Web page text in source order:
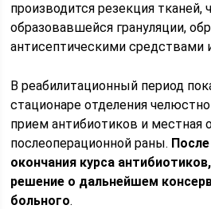
производится резекция тканей,
образовавшейся грануляции,
антисептическими средствами
В реабилитационный период
стационаре отделения
прием антибиотиков и местная
послеоперационной раны.
окончания курса
решение о дальнейшем
больного.